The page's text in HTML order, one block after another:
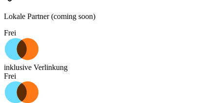
Lokale Partner (coming soon)
Frei
inklusive Verlinkung
Frei